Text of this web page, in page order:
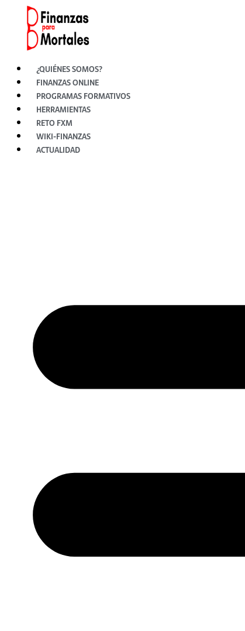
contenido
¿QUIÉNES SOMOS?
FINANZAS ONLINE
PROGRAMAS FORMATIVOS
HERRAMIENTAS
RETO FXM
WIKI-FINANZAS
ACTUALIDAD